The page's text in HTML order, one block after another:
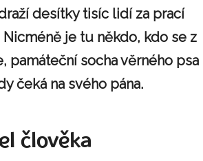
desítky tisíc lidí za prací
je tu někdo, kdo se z
památeční socha věrného psa
čeká na svého pána.
člověka